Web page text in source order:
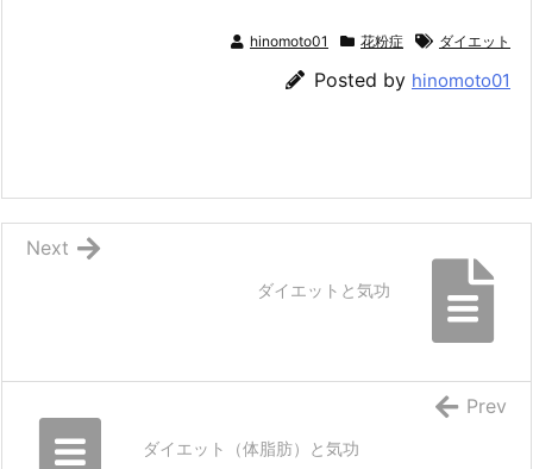
hinomoto01 花粉症 ダイエット
Posted by hinomoto01
ダイエットと気功
Next
ダイエット（体脂肪）と気功
Prev